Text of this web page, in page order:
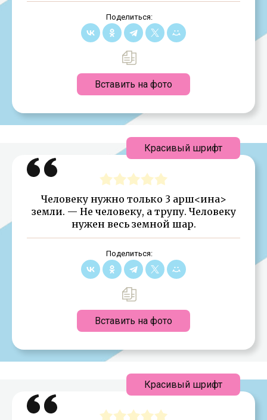
Поделиться:
Вставить на фото
Человеку нужно только 3 арш<ина>
земли. — Не человеку, а трупу. Человеку
нужен весь земной шар.
Поделиться:
Вставить на фото
Красивый шрифт
Красивый шрифт